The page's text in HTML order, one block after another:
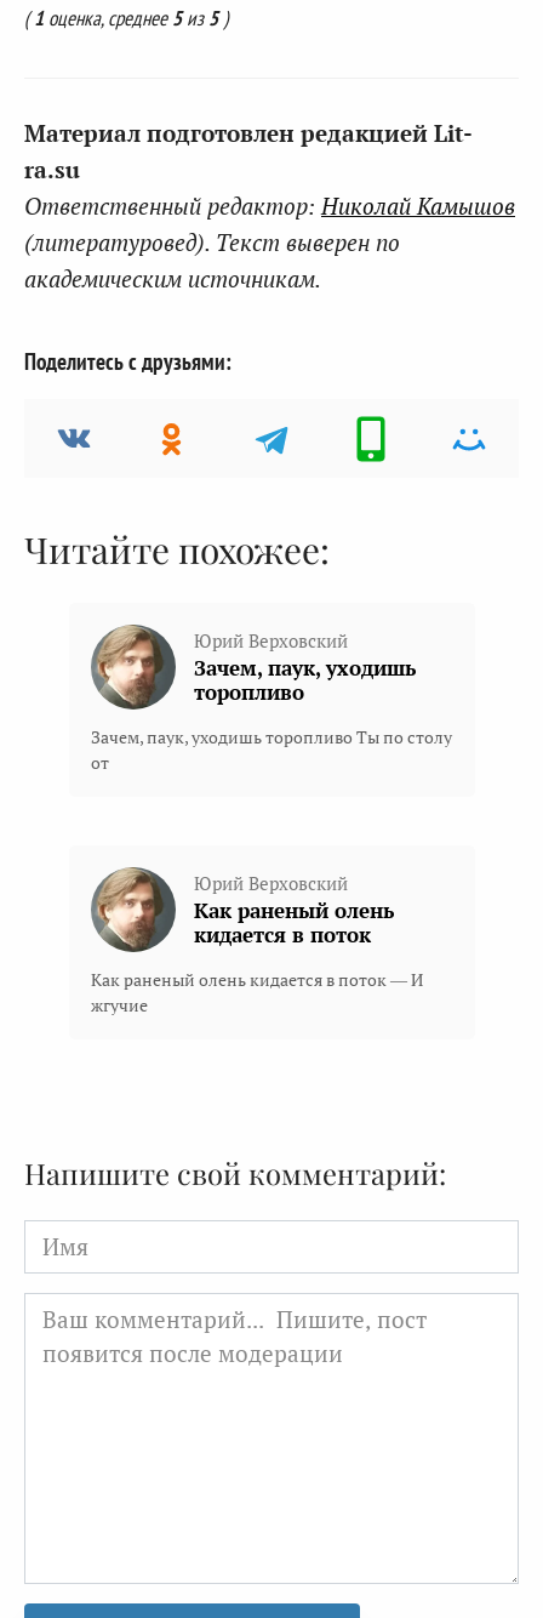
(1оценка, среднее5из5)
Материал подготовлен редакцией Lit-
ra.su
Ответственный редактор: Николай Камышов
(литературовед). Текст выверен по
академическим источникам.
Поделитесь с друзьями:
Читайте похожее:
Юрий Верховский
Зачем, паук, уходишь
торопливо
Зачем, паук, уходишь торопливо Ты по столу
от
Юрий Верховский
Как раненый олень
кидается в поток
Как раненый олень кидается в поток — И
жгучие
Напишите свой комментарий:
Имя